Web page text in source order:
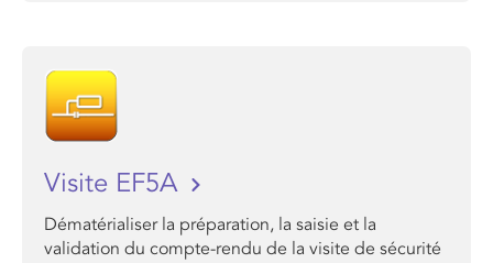
Visite EF5A
Dématérialiser la préparation, la saisie et la
validation du compte-rendu de la visite de sécurité